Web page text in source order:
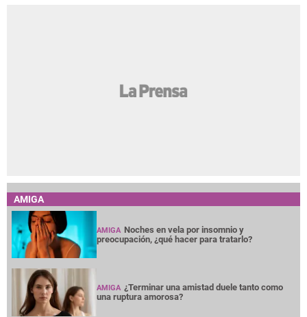
AMIGA
AMIGA Noches en vela por insomnio y
preocupación, ¿qué hacer para tratarlo?
AMIGA ¿Terminar una amistad duele tanto como
una ruptura amorosa?